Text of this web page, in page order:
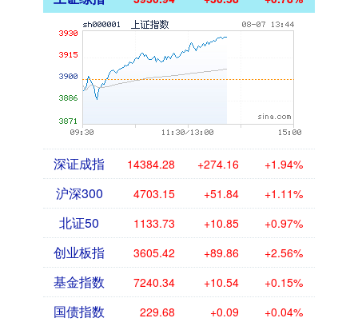
深证成指 14384.28 +274.16 +1.94%
沪深300 4703.15 +51.84 +1.11%
北证50 1133.73 +10.85 +0.97%
创业板指 3605.42 +89.86 +2.56%
基金指数 7240.34 +10.54 +0.15%
国债指数 229.68 +0.09 +0.04%